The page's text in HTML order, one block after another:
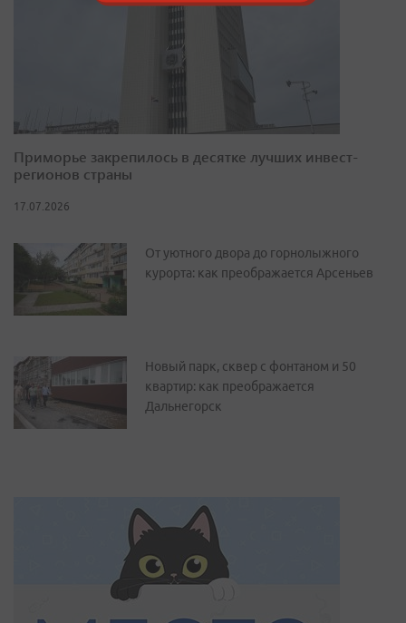
Приморье закрепилось в десятке лучших инвест-
регионов страны
17.07.2026
От уютного двора до горнолыжного
курорта: как преображается Арсеньев
Новый парк, сквер с фонтаном и 50
квартир: как преображается
Дальнегорск